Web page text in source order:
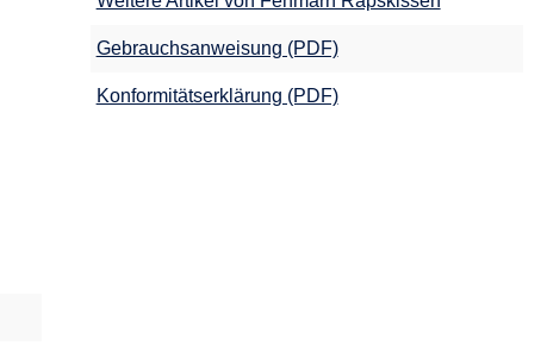
Gebrauchsanweisung (PDF)
Konformitätserklärung (PDF)